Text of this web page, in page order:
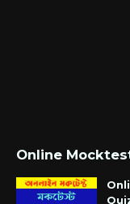
Online